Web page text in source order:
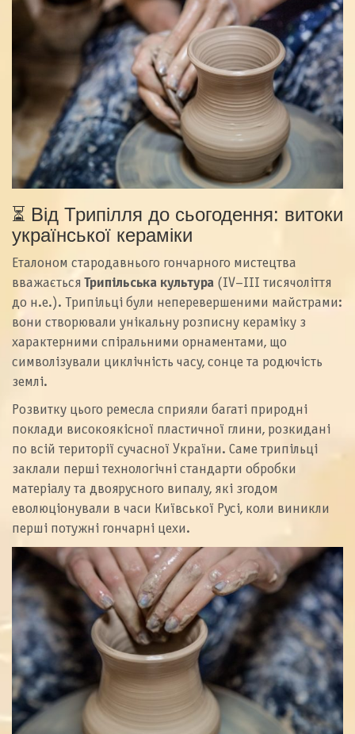
⏳ Від Трипілля до сьогодення: витоки
української кераміки
Еталоном стародавнього гончарного мистецтва
вважаєтьсяТрипільська культура (IV–III тисячоліття
до н.е.). Трипільці були неперевершеними майстрами:
вони створювали унікальну розписну кераміку з
характерними спіральними орнаментами, що
символізували циклічність часу, сонце та родючість
землі.
Розвитку цього ремесла сприяли багаті природні
поклади високоякісної пластичної глини, розкидані
по всій території сучасної України. Саме трипільці
заклали перші технологічні стандарти обробки
матеріалу та двоярусного випалу, які згодом
еволюціонували в часи Київської Русі, коли виникли
перші потужні гончарні цехи.